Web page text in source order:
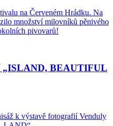
na Červeném Hrádku. Na
množství milovníků pěnivého
pivovarů!
„ISLAND, BEAUTIFUL
k výstavě fotografií Venduly